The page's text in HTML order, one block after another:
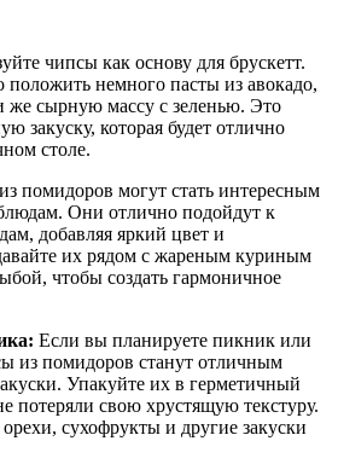
чипсы как основу для брускетт.
немного пасты из авокадо,
же сырную массу с зеленью. Это
закуску, которая будет отлично
столе.
помидоров могут стать интересным
Они отлично подойдут к
добавляя яркий цвет и
их рядом с жареным куриным
чтобы создать гармоничное
Если вы планируете пикник или
из помидоров станут отличным
Упакуйте их в герметичный
потеряли свою хрустящую текстуру.
сухофрукты и другие закуски